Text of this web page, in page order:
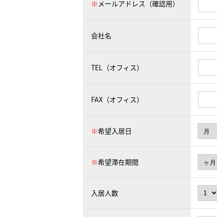
※ メールアドレス（確認用）
会社名
TEL（オフィス）
FAX（オフィス）
※希望入居日
※希望滞在期間
入居人数